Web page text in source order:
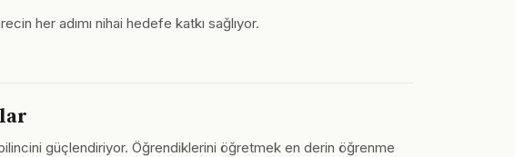
her adımı nihai hedefe katkı sağlıyor.
güçlendiriyor. Öğrendiklerini öğretmek en derin öğrenme